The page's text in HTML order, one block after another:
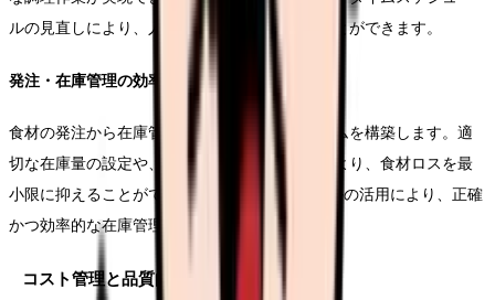
ルの見直しにより、人員配置の最適化も図ることができます。
発注・在庫管理の効率化
食材の発注から在庫管理まで、一貫したシステムを構築します。適
切な在庫量の設定や、発注のタイミング管理により、食材ロスを最
小限に抑えることができます。また、ICTツールの活用により、正確
かつ効率的な在庫管理が可能となります。
コスト管理と品質向上